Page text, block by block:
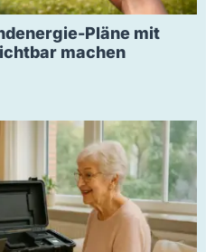
Pläne mit
machen